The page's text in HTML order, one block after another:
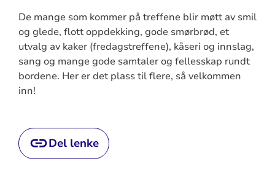
De mange som kommer på treffene blir møtt av smil
og glede, flott oppdekking, gode smørbrød, et
utvalg av kaker (fredagstreffene), kåseri og innslag,
sang og mange gode samtaler og fellesskap rundt
bordene. Her er det plass til flere, så velkommen
inn!
Del lenke